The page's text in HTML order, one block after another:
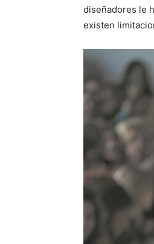
diseñadores le
existen